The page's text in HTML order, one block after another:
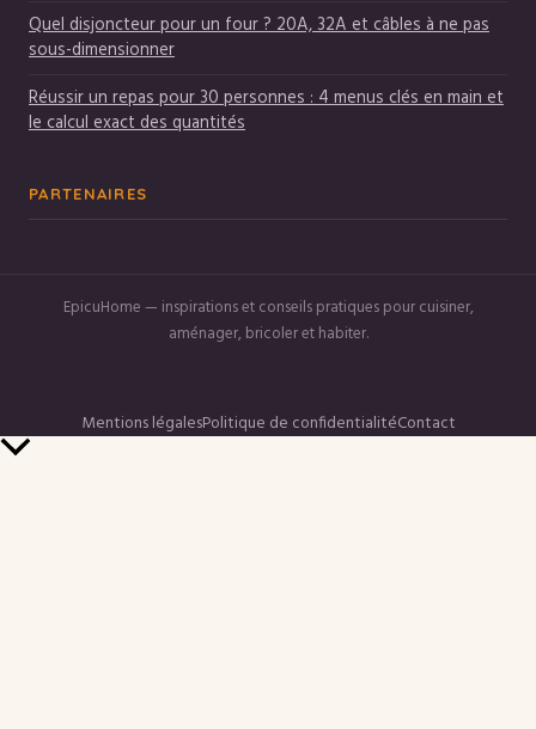
Quel disjoncteur pour un four ? 20A, 32A et câbles à ne pas
sous-dimensionner
Réussir un repas pour 30 personnes : 4 menus clés en main et
le calcul exact des quantités
PARTENAIRES
EpicuHome — inspirations et conseils pratiques pour cuisiner,
aménager, bricoler et habiter.
Mentions légalesPolitique de confidentialitéContact